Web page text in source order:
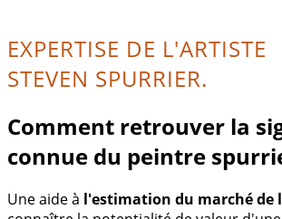
EXPERTISE DE L'ARTISTE
STEVEN SPURRIER.
Comment retrouver la
connue du peintre
Une aide à l'estimation du marché de